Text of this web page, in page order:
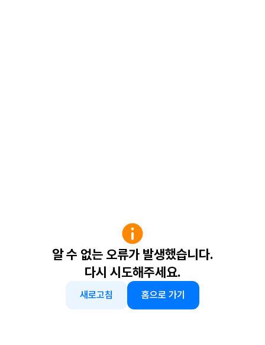
알 수 없는 오류가 발생했습니다.
다시 시도해주세요.
새로고침 홈으로 가기